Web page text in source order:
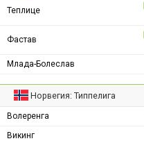
Теплице
Фастав
Млада-Болеслав
Норвегия: Типпелига
Волеренга
Викинг